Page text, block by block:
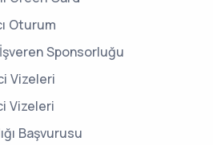
Oturum
Sponsorluğu
Vizeleri
Vizeleri
Başvurusu